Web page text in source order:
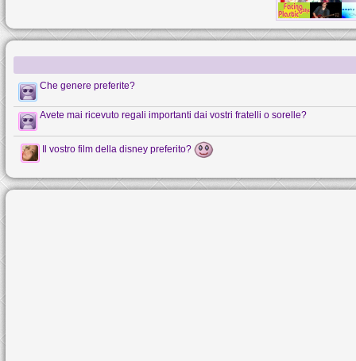
Che genere preferite?
Avete mai ricevuto regali importanti dai vostri fratelli o sorelle?
Il vostro film della disney preferito?